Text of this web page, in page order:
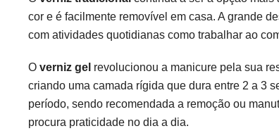
cor e é facilmente removível em casa. A grande
com atividades quotidianas como trabalhar ao
O verniz gel revolucionou a manicure pela sua
criando uma camada rígida que dura entre 2 a 3
período, sendo recomendada a remoção ou
procura praticidade no dia a dia.